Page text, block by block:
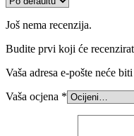
Još nema recenzija.
Budite prvi koji će
Vaša adresa e-pošte neće
Vaša ocjena *